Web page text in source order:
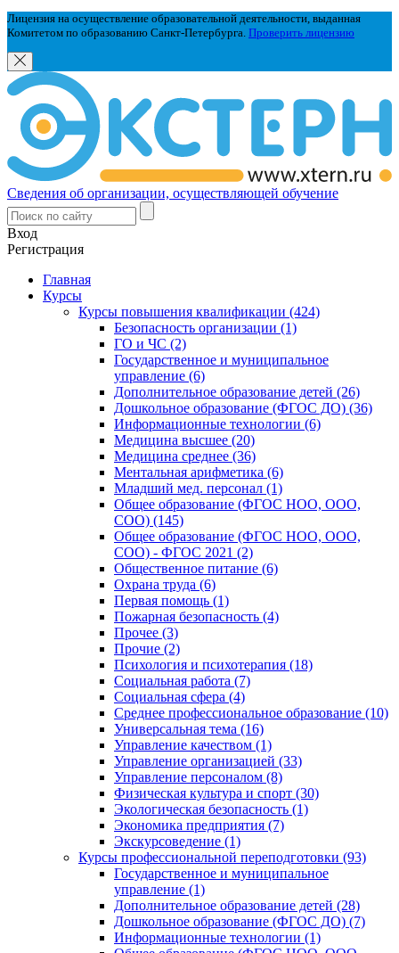
Лицензия на осуществление образовательной деятельности, выданная
Комитетом по образованию Санкт-Петербурга. Проверить лицензию
Сведения об организации, осуществляющей обучение
Вход
Регистрация
Главная
Курсы
Курсы повышения квалификации (424)
Безопасность организации (1)
ГО и ЧС (2)
Государственное и муниципальное
управление (6)
Дополнительное образование детей (26)
Дошкольное образование (ФГОС ДО) (36)
Информационные технологии (6)
Медицина высшее (20)
Медицина среднее (36)
Ментальная арифметика (6)
Младший мед. персонал (1)
Общее образование (ФГОС НОО, ООО,
СОО) (145)
Общее образование (ФГОС НОО, ООО,
СОО) - ФГОС 2021 (2)
Общественное питание (6)
Охрана труда (6)
Первая помощь (1)
Пожарная безопасность (4)
Прочее (3)
Прочие (2)
Психология и психотерапия (18)
Социальная работа (7)
Социальная сфера (4)
Среднее профессиональное образование (10)
Универсальная тема (16)
Управление качеством (1)
Управление организацией (33)
Управление персоналом (8)
Физическая культура и спорт (30)
Экологическая безопасность (1)
Экономика предприятия (7)
Экскурсоведение (1)
Курсы профессиональной переподготовки (93)
Государственное и муниципальное
управление (1)
Дополнительное образование детей (28)
Дошкольное образование (ФГОС ДО) (7)
Информационные технологии (1)